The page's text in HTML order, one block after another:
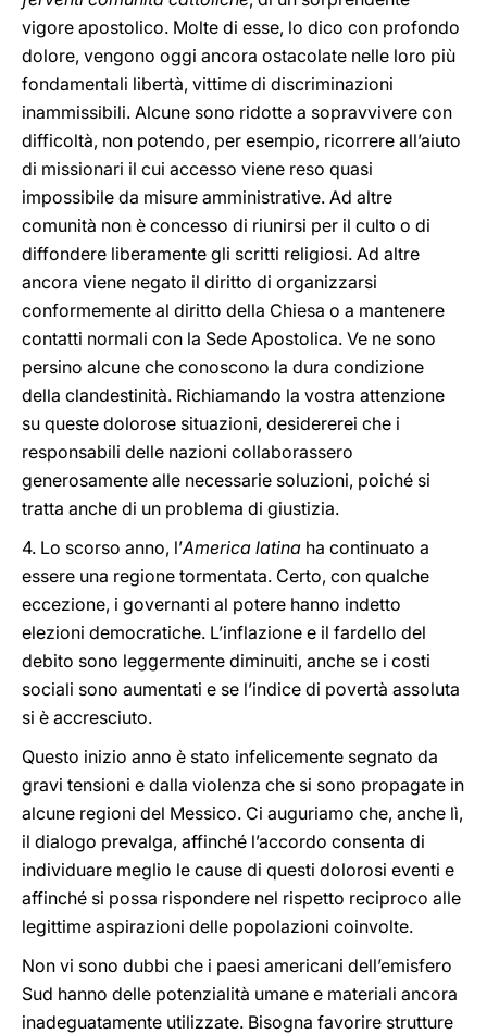
vigore apostolico. Molte di esse, lo dico con profondo
dolore, vengono oggi ancora ostacolate nelle loro più
fondamentali libertà, vittime di discriminazioni
inammissibili. Alcune sono ridotte a sopravvivere con
difficoltà, non potendo, per esempio, ricorrere all’aiuto
di missionari il cui accesso viene reso quasi
impossibile da misure amministrative. Ad altre
comunità non è concesso di riunirsi per il culto o di
diffondere liberamente gli scritti religiosi. Ad altre
ancora viene negato il diritto di organizzarsi
conformemente al diritto della Chiesa o a mantenere
contatti normali con la Sede Apostolica. Ve ne sono
persino alcune che conoscono la dura condizione
della clandestinità. Richiamando la vostra attenzione
su queste dolorose situazioni, desidererei che i
responsabili delle nazioni collaborassero
generosamente alle necessarie soluzioni, poiché si
tratta anche di un problema di giustizia.
4. Lo scorso anno, l’America latina ha continuato a
essere una regione tormentata. Certo, con qualche
eccezione, i governanti al potere hanno indetto
elezioni democratiche. L’inflazione e il fardello del
debito sono leggermente diminuiti, anche se i costi
sociali sono aumentati e se l’indice di povertà assoluta
si è accresciuto.
Questo inizio anno è stato infelicemente segnato da
gravi tensioni e dalla violenza che si sono propagate in
alcune regioni del Messico. Ci auguriamo che, anche lì,
il dialogo prevalga, affinché l’accordo consenta di
individuare meglio le cause di questi dolorosi eventi e
affinché si possa rispondere nel rispetto reciproco alle
legittime aspirazioni delle popolazioni coinvolte.
Non vi sono dubbi che i paesi americani dell’emisfero
Sud hanno delle potenzialità umane e materiali ancora
inadeguatamente utilizzate. Bisogna favorire strutture